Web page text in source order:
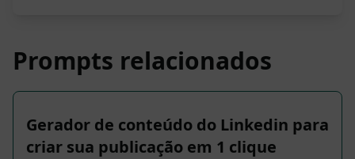
Prompts relacionados
Gerador de conteúdo do Linkedin para
criar sua publicação em 1 clique